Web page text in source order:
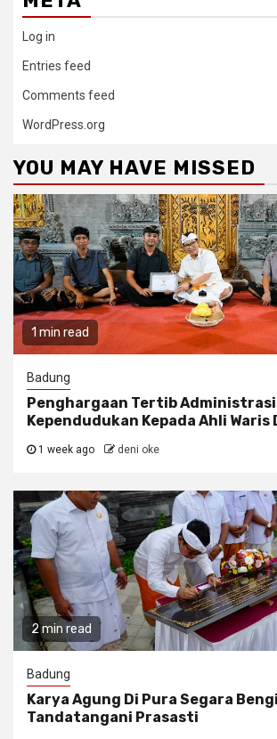
Log in
Entries feed
Comments feed
WordPress.org
YOU MAY HAVE MISSED
1 min read
Badung
Penghargaan Tertib Administrasi
Kependudukan Kepada Ahli Waris
1 week ago deni oke
2 min read
Badung
Karya Agung Di Pura Segara
Tandatangani Prasasti